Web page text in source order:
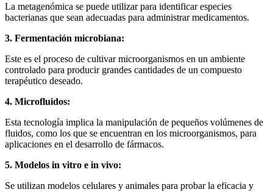
La metagenómica se puede utilizar para identificar especies
bacterianas que sean adecuadas para administrar medicamentos.
3. Fermentación microbiana:
Este es el proceso de cultivar microorganismos en un ambiente
controlado para producir grandes cantidades de un compuesto
terapéutico deseado.
4. Microfluidos:
Esta tecnología implica la manipulación de pequeños volúmenes de
fluidos, como los que se encuentran en los microorganismos, para
aplicaciones en el desarrollo de fármacos.
5. Modelos in vitro e in vivo:
Se utilizan modelos celulares y animales para probar la eficacia y